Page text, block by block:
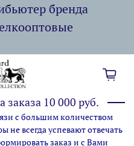
бренда
10 000 руб.
с большим количеством
не всегда успевают отвечать
заказ и с Вами